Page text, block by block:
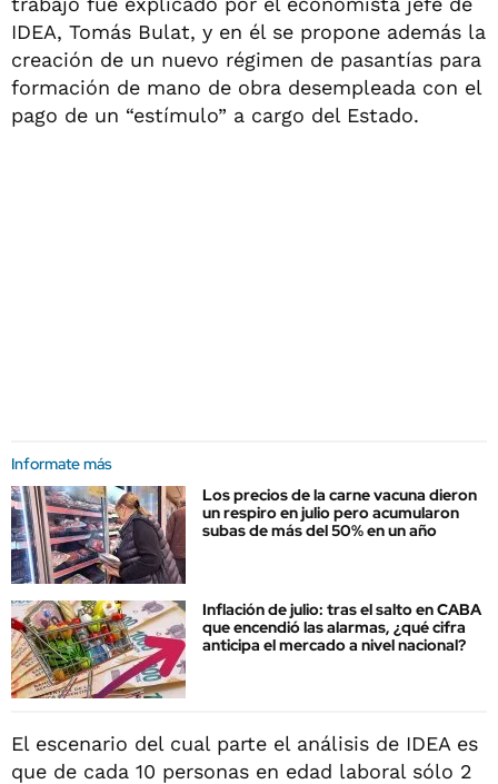
IDEA, Tomás Bulat, y en él se propone además la
creación de un nuevo régimen de pasantías para
formación de mano de obra desempleada con el
pago de un “estímulo” a cargo del Estado.
Informate más
Los precios de la carne vacuna dieron
un respiro en julio pero acumularon
subas de más del 50% en un año
Inflación de julio: tras el salto en CABA
que encendió las alarmas, ¿qué cifra
anticipa el mercado a nivel nacional?
El escenario del cual parte el análisis de IDEA es
que de cada 10 personas en edad laboral sólo 2